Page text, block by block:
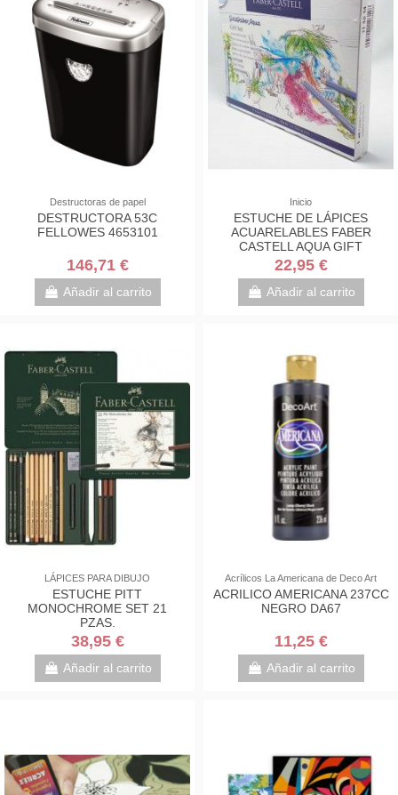
Destructoras de papel
DESTRUCTORA 53C
FELLOWES 4653101
146,71 €
Añadir al carrito
Inicio
ESTUCHE DE LÁPICES
ACUARELABLES FABER
CASTELL AQUA GIFT
22,95 €
Añadir al carrito
LÁPICES PARA DIBUJO
ESTUCHE PITT
MONOCHROME SET 21
PZAS.
38,95 €
Añadir al carrito
Acrílicos La Americana de Deco Art
ACRILICO AMERICANA 237CC
NEGRO DA67
11,25 €
Añadir al carrito